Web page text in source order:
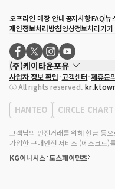
오프라인 매장 안내공지사항FAQ뉴
개인정보처리방침영상정보처리기
(주)케이타운포유
대표자
송효민
사업자등록번호
120-87-
통신판매업 신고번호 제2011-서울
대표전화
02-552-9855
사업자 정보 확인 고객센터 제휴문
ⓒ All rights reserved.
HANTEO CIRCLE CHART
고객님의 안전거래를 위해 현금 등
가입한 구매안전 서비스 (에스크로)
KG이니시스 토스페이먼츠